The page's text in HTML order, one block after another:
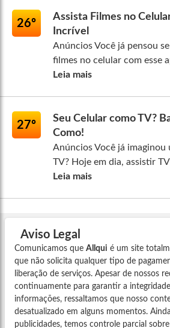
26º
Assista Filmes no
Incrível
Anúncios Você já pensou
filmes no celular com esse
Leia mais
27º
Seu Celular como TV?
Como!
Anúncios Você já imaginou
TV? Hoje em dia, assistir
Leia mais
Aviso Legal
Comunicamos que Allqui é um site
que não solicita qualquer tipo de
liberação de serviços. Apesar de nossos
continuamente para garantir a
informações, ressaltamos que nosso
desatualizado em alguns momentos.
publicidades, temos controle parcial